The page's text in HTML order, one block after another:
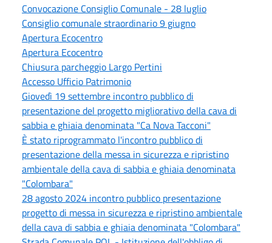
Convocazione Consiglio Comunale - 28 luglio
Consiglio comunale straordinario 9 giugno
Apertura Ecocentro
Apertura Ecocentro
Chiusura parcheggio Largo Pertini
Accesso Ufficio Patrimonio
Giovedì 19 settembre incontro pubblico di
presentazione del progetto migliorativo della cava di
sabbia e ghiaia denominata "Ca Nova Tacconi"
È stato riprogrammato l'incontro pubblico di
presentazione della messa in sicurezza e ripristino
ambientale della cava di sabbia e ghiaia denominata
"Colombara"
28 agosto 2024 incontro pubblico presentazione
progetto di messa in sicurezza e ripristino ambientale
della cava di sabbia e ghiaia denominata "Colombara"